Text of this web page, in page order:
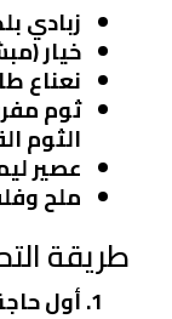
زبادي
خيار
نعناع
ثوم
الثوم
عصير
ملح
طريقة
أول